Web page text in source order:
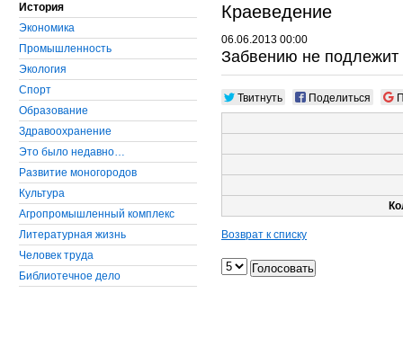
История
Экономика
Промышленность
Экология
Cпорт
Образование
Здравоохранение
Это было недавно…
Развитие моногородов
Культура
Агропромышленный комплекс
Литературная жизнь
Человек труда
Библиотечное дело
Краеведение
06.06.2013 00:00
Забвению не подлежит
Твитнуть Поделиться
Возврат к списку